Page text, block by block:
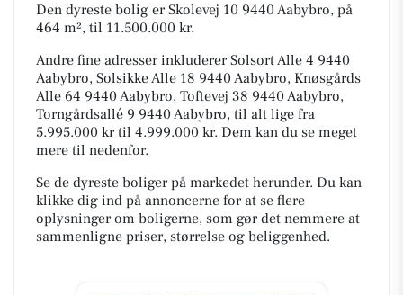
Den dyreste bolig er Skolevej 10 9440 Aabybro, på
464 m², til 11.500.000 kr.
Andre fine adresser inkluderer Solsort Alle 4 9440
Aabybro, Solsikke Alle 18 9440 Aabybro, Knøsgårds
Alle 64 9440 Aabybro, Toftevej 38 9440 Aabybro,
Torngårdsallé 9 9440 Aabybro, til alt lige fra
5.995.000 kr til 4.999.000 kr. Dem kan du se meget
mere til nedenfor.
Se de dyreste boliger på markedet herunder. Du kan
klikke dig ind på annoncerne for at se flere
oplysninger om boligerne, som gør det nemmere at
sammenligne priser, størrelse og beliggenhed.